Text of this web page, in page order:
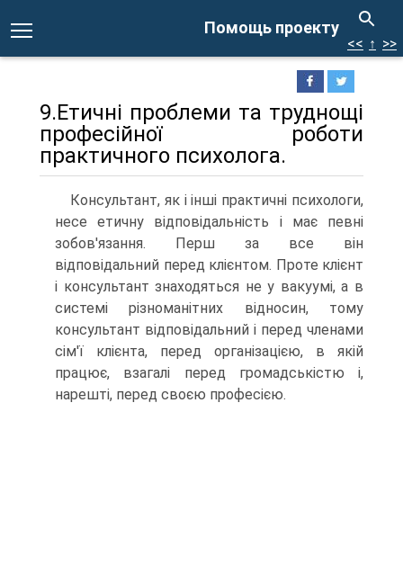
Помощь проекту
<< ↑ >>
9.Етичні проблеми та труднощі
професійної роботи
практичного психолога.
Консультант, як і інші практичні психологи,
несе етичну відповідальність і має певні
зобов'язання. Перш за все він
відповідальний перед клієнтом. Проте клієнт
і консультант знаходяться не у вакуумі, а в
системі різноманітних відносин, тому
консультант відповідальний і перед членами
сім'ї клієнта, перед організацією, в якій
працює, взагалі перед громадськістю і,
нарешті, перед своєю професією.